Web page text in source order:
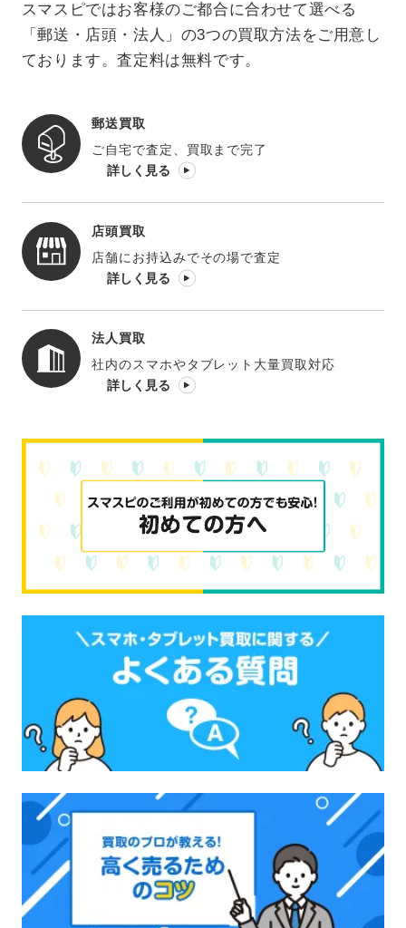
スマスピではお客様のご都合に合わせて選べる
「郵送・店頭・法人」の3つの買取方法をご用意し
ております。査定料は無料です。
郵送買取
ご自宅で査定、買取まで完了
詳しく見る
店頭買取
店舗にお持込みでその場で査定
詳しく見る
法人買取
社内のスマホやタブレット大量買取対応
詳しく見る